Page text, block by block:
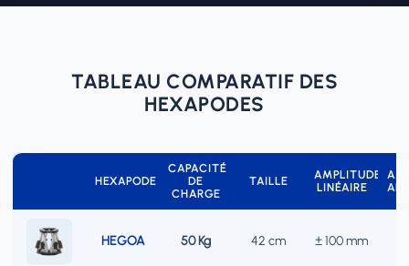
TABLEAU COMPARATIF DES
HEXAPODES
HEXAPODE
CAPACITÉ
DE
CHARGE
TAILLE
AMPLITUDE
LINÉAIRE
HEGOA 50 Kg 42 cm ± 100 mm